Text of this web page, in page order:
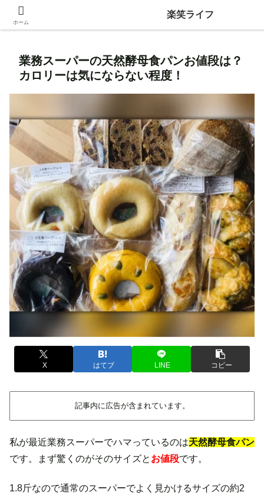
身近な生活の中にある価値ある情報を発信！
業務スーパーの天然酵母食パンお値段は？
カロリーは気にならない程度！
X はてブ LINE コピー
記事内に広告が含まれています。
私が最近業務スーパーでハマっているのは天然酵母食パン
です。まず驚くのがそのサイズと お値段です。
1.8斤なので通常のスーパーでよく見かけるサイズの約2
ホーム
楽笑ライフ